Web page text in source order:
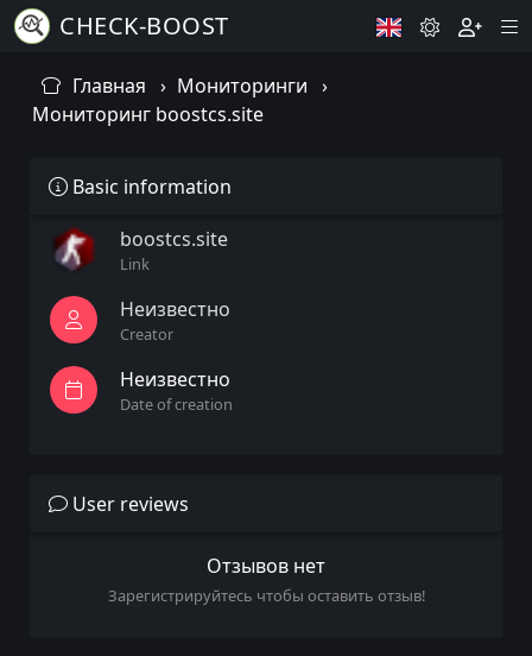
CHECK-BOOST
Главная
Мониторинги
Мониторинг boostcs.site
Basic information
boostcs.site
Link
Неизвестно
Creator
Неизвестно
Date of creation
User reviews
Отзывов нет
Зарегистрируйтесь чтобы оставить отзыв!